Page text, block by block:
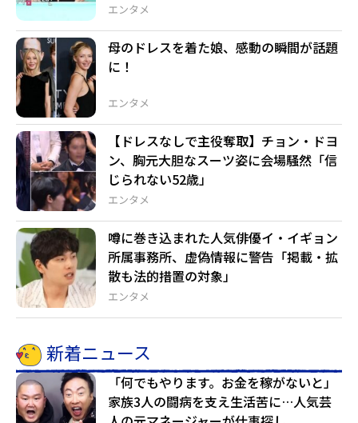
エンタメ
エンタメ
母のドレスを着た娘、感動の瞬間が話題
に！
エンタメ
【ドレスなしで主役奪取】チョン・ドヨ
ン、胸元大胆なスーツ姿に会場騒然「信
じられない52歳」
エンタメ
噂に巻き込まれた人気俳優イ・イギョン
所属事務所、虚偽情報に警告「掲載・拡
散も法的措置の対象」
新着ニュース
「何でもやります。お金を稼がないと」
家族3人の闘病を支え生活苦に…人気芸